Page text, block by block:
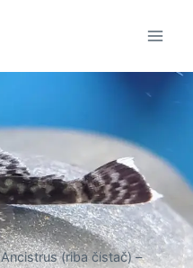
Ancistrus (riba čistač) –